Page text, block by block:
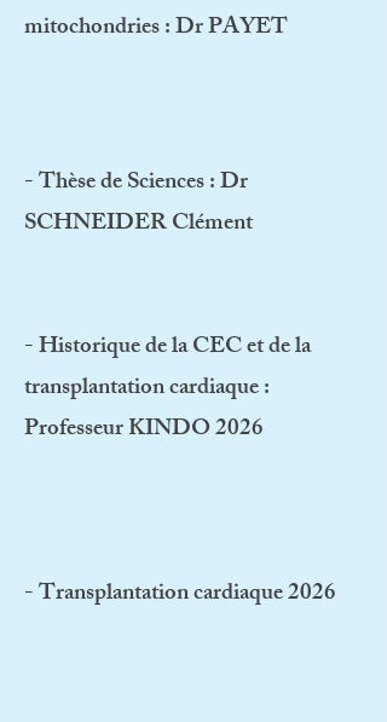
mitochondries : Dr PAYET
- Thèse de Sciences : Dr
SCHNEIDER Clément
- Historique de la CEC et de la
transplantation cardiaque :
Professeur KINDO 2026
- Transplantation cardiaque 2026​